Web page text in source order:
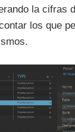
la cifras
los que